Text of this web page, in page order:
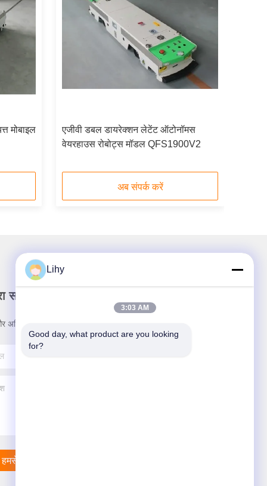
मोबाइल
एजीवी डबल डायरेक्शन लेटेंट ऑटोनॉमस
वेयरहाउस रोबोट्स मॉडल QFS1900V2
अब संपर्क करें
समाचार पत्र
अधिक के लिए हमारे न्यूज़लेटर की सदस्यता लें।
हमसे संपर्क करें
Lihy
3:03 AM
Good day, what product are you looking
for?